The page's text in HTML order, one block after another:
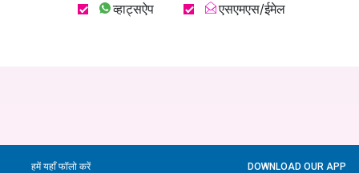
व्हाट्सऐप एसएमएस/ईमेल
हमें यहाँ फॉलो करें DOWNLOAD OUR APP